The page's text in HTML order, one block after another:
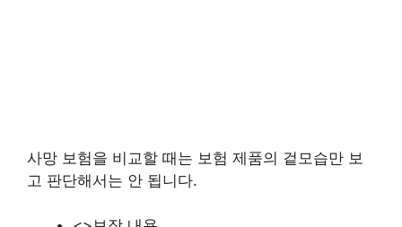
사망 보험을 비교할 때는 보험 제품의 겉모습만 보
고 판단해서는 안 됩니다.